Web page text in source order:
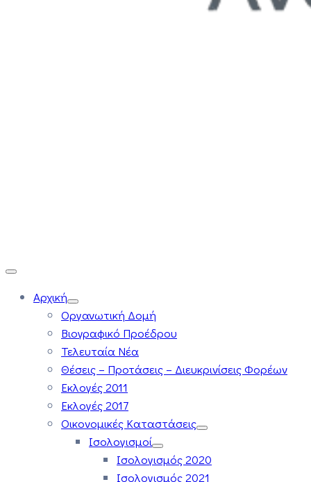
Αρχική
Οργανωτική Δομή
Βιογραφικό Προέδρου
Τελευταία Νέα
Θέσεις – Προτάσεις – Διευκρινίσεις Φορέων
Εκλογές 2011
Εκλογές 2017
Οικονομικές Καταστάσεις
Ισολογισμοί
Ισολογισμός 2020
Ισολογισμός 2021